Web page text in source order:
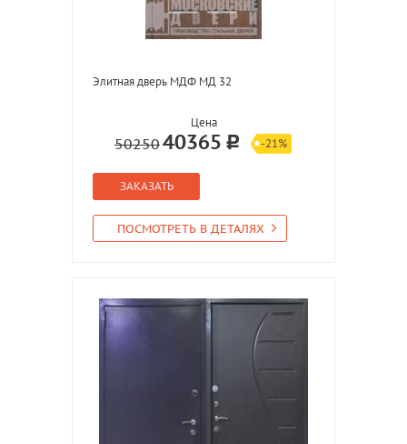
Элитная дверь МДФ МД 32
Цена
5025040365 -21%
ЗАКАЗАТЬ
ПОСМОТРЕТЬ В ДЕТАЛЯХ